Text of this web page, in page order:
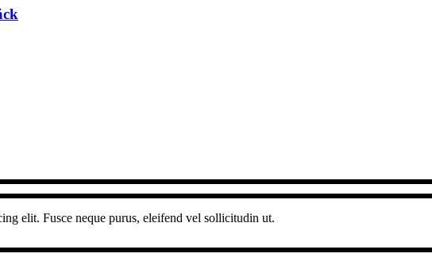
elit. Fusce neque purus, eleifend vel sollicitudin ut.